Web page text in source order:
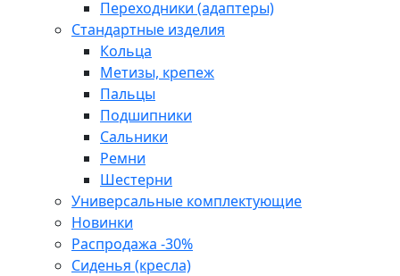
Переходники (адаптеры)
Стандартные изделия
Кольца
Метизы, крепеж
Пальцы
Подшипники
Сальники
Ремни
Шестерни
Универсальные комплектующие
Новинки
Распродажа -30%
Сиденья (кресла)